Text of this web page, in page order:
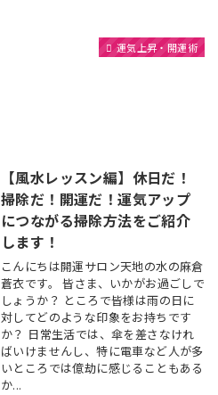
運気上昇・開運術
【風水レッスン編】休日だ！
掃除だ！開運だ！運気アップ
につながる掃除方法をご紹介
します！
こんにちは開運サロン天地の水の麻倉
蒼衣です。 皆さま、いかがお過ごしで
しょうか？ ところで皆様は雨の日に
対してどのような印象をお持ちです
か？ 日常生活では、傘を差さなけれ
ばいけませんし、特に電車など人が多
いところでは億劫に感じることもある
か...